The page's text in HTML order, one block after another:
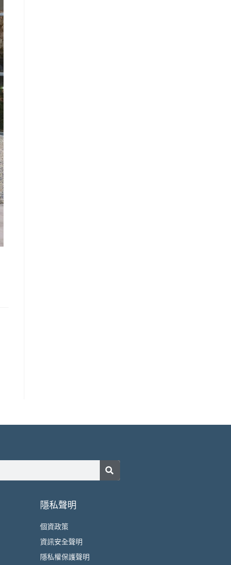
隱私聲明
個資政策
資訊安全聲明
隱私權保護聲明